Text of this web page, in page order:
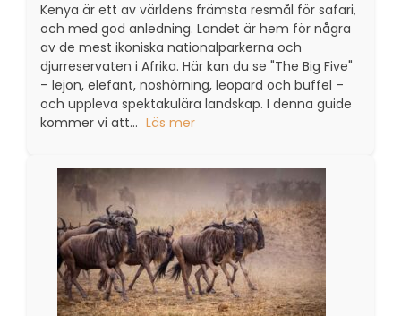
Kenya är ett av världens främsta resmål för safari,
och med god anledning. Landet är hem för några
av de mest ikoniska nationalparkerna och
djurreservaten i Afrika. Här kan du se "The Big Five"
– lejon, elefant, noshörning, leopard och buffel –
och uppleva spektakulära landskap. I denna guide
kommer vi att... Läs mer